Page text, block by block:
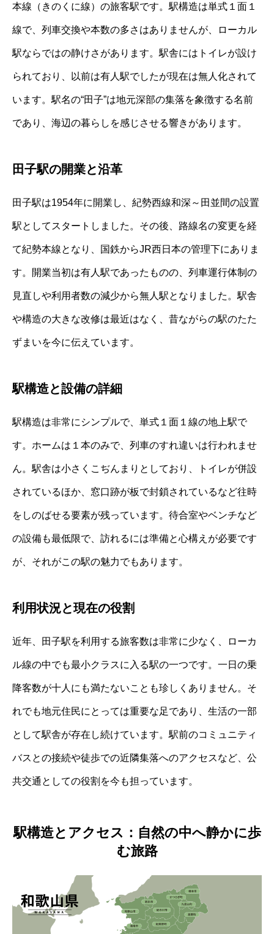
本線（きのくに線）の旅客駅です。駅構造は単式１面１
線で、列車交換や本数の多さはありませんが、ローカル
駅ならではの静けさがあります。駅舎にはトイレが設け
られており、以前は有人駅でしたが現在は無人化されて
います。駅名の“田子”は地元深部の集落を象徴する名前
であり、海辺の暮らしを感じさせる響きがあります。
田子駅の開業と沿革
田子駅は1954年に開業し、紀勢西線和深～田並間の設置
駅としてスタートしました。その後、路線名の変更を経
て紀勢本線となり、国鉄からJR西日本の管理下にありま
す。開業当初は有人駅であったものの、列車運行体制の
見直しや利用者数の減少から無人駅となりました。駅舎
や構造の大きな改修は最近はなく、昔ながらの駅のたた
ずまいを今に伝えています。
駅構造と設備の詳細
駅構造は非常にシンプルで、単式１面１線の地上駅で
す。ホームは１本のみで、列車のすれ違いは行われませ
ん。駅舎は小さくこぢんまりとしており、トイレが併設
されているほか、窓口跡が板で封鎖されているなど往時
をしのばせる要素が残っています。待合室やベンチなど
の設備も最低限で、訪れるには準備と心構えが必要です
が、それがこの駅の魅力でもあります。
利用状況と現在の役割
近年、田子駅を利用する旅客数は非常に少なく、ローカ
ル線の中でも最小クラスに入る駅の一つです。一日の乗
降客数が十人にも満たないことも珍しくありません。そ
れでも地元住民にとっては重要な足であり、生活の一部
として駅舎が存在し続けています。駅前のコミュニティ
バスとの接続や徒歩での近隣集落へのアクセスなど、公
共交通としての役割を今も担っています。
駅構造とアクセス：自然の中へ静かに歩
む旅路